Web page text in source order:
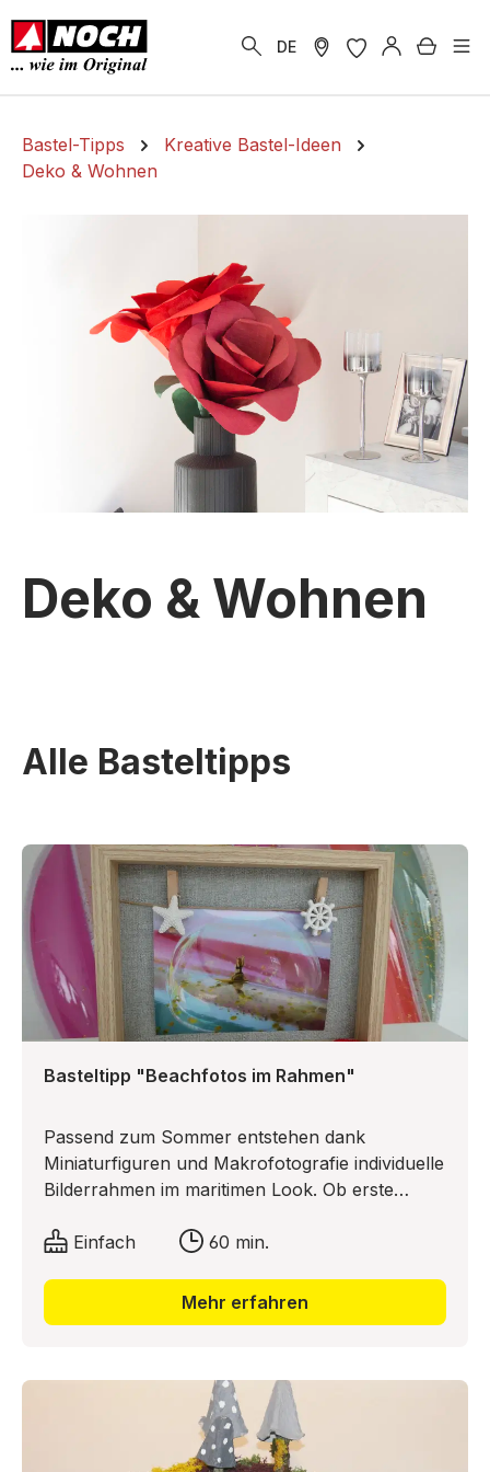
springen
DE
Bastel-Tipps
Kreative Bastel-Ideen
Deko & Wohnen
Deko & Wohnen
Alle Basteltipps
Basteltipp "Beachfotos im Rahmen"
Passend zum Sommer entstehen dank
Miniaturfiguren und Makrofotografie individuelle
Bilderrahmen im maritimen Look. Ob erste
feucht-fröhliche Abende an der Beachbar – wie
Weise bewahrt, erklärt Euch Scarlett Schritt für
Schritt in Ihrem neuesten Basteltipp.
Einfach 60 min.
Mehr erfahren